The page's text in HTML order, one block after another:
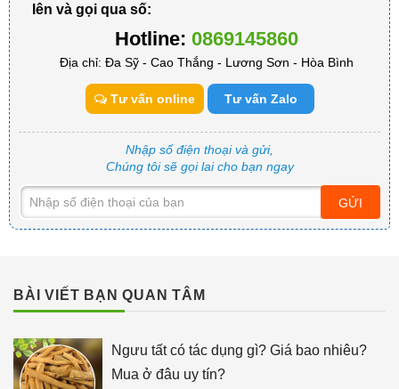
lên và gọi qua số:
Hotline: 0869145860
Địa chỉ: Đa Sỹ - Cao Thắng - Lương Sơn - Hòa Bình
Tư vấn online Tư vấn Zalo
Nhập số điện thoại và gửi,
Chúng tôi sẽ gọi lai cho bạn ngay
GỬI
BÀI VIẾT BẠN QUAN TÂM
Ngưu tất có tác dụng gì? Giá bao nhiêu?
Mua ở đâu uy tín?